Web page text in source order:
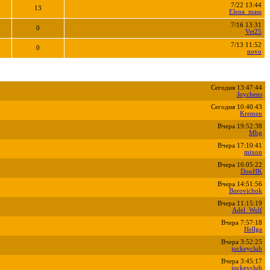
13
7/22 13:44
Elena_mass
0
7/16 13:31
Vet25
0
7/13 11:52
novo
Сегодня 13:47:44
Joychens
Сегодня 10:40:43
Kremen
Вчера 19:52:38
Mbg
Вчера 17:10:41
mixon
Вчера 16:05:22
DonHK
Вчера 14:51:56
Borovichok
Вчера 11:15:19
Adel_Wolf
Вчера 7:57:18
Hellga
Вчера 3:52:25
jockeyclub
Вчера 3:45:17
jockeyclub